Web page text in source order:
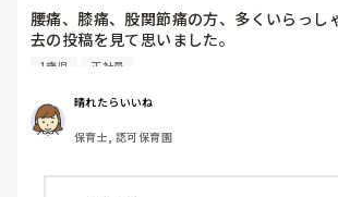
てしまうと、後輩も質問しやすくなりますよ
ず、声をかけやすい雰囲気作りから試してみ
腰痛、膝痛、股関節痛の方、多くいらっし
去の投稿を見て思いました。
という私も、２週間前、初めて腰痛になり
右腰が痛くて、起き上がれない。
ようやく立てたら、しゃがめない。
1歳児 正社員
晴れたらいいね
保育士, 認可保育園